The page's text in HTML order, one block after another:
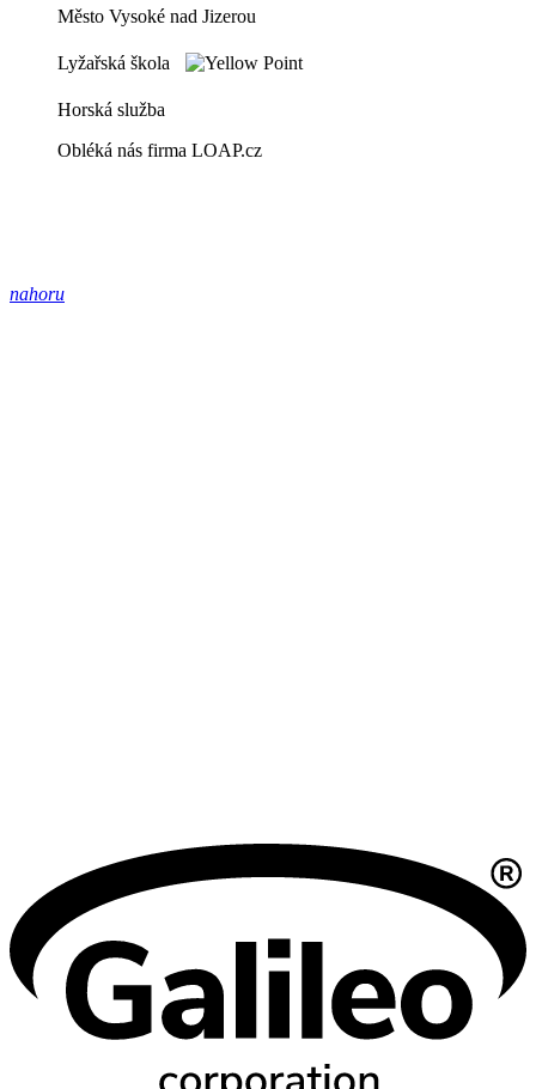
Město Vysoké nad Jizerou
Lyžařská škola
Horská služba
Obléká nás firma LOAP.cz
nahoru